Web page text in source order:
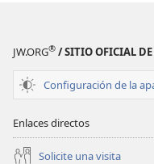
JW.ORG® / SITIO OFICIAL DE
Configuración de la
Enlaces directos
Solicite una visita